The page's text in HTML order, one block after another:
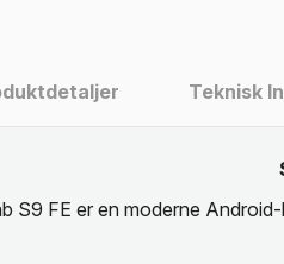
Teknisk
S9 FE er en moderne